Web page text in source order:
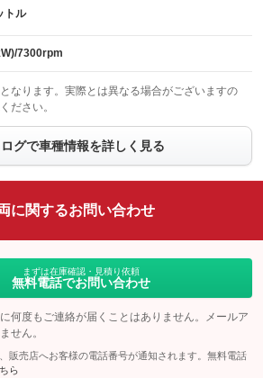
：装備なし
フロントカメラ
：装備なし
：装備なし
ルーフレール
：装備なし
：装備なし
トル
7300rpm
なります。実際とは異なる場合がございますの
ださい。
グで車種情報を詳しく見る
に関するお問い合わせ
まずは在庫確認・見積り依頼
無料電話でお問い合わせ
何度もご連絡が届くことはありません。メールア
せん。
販売店へお客様の電話番号が通知されます。無料電話
ら